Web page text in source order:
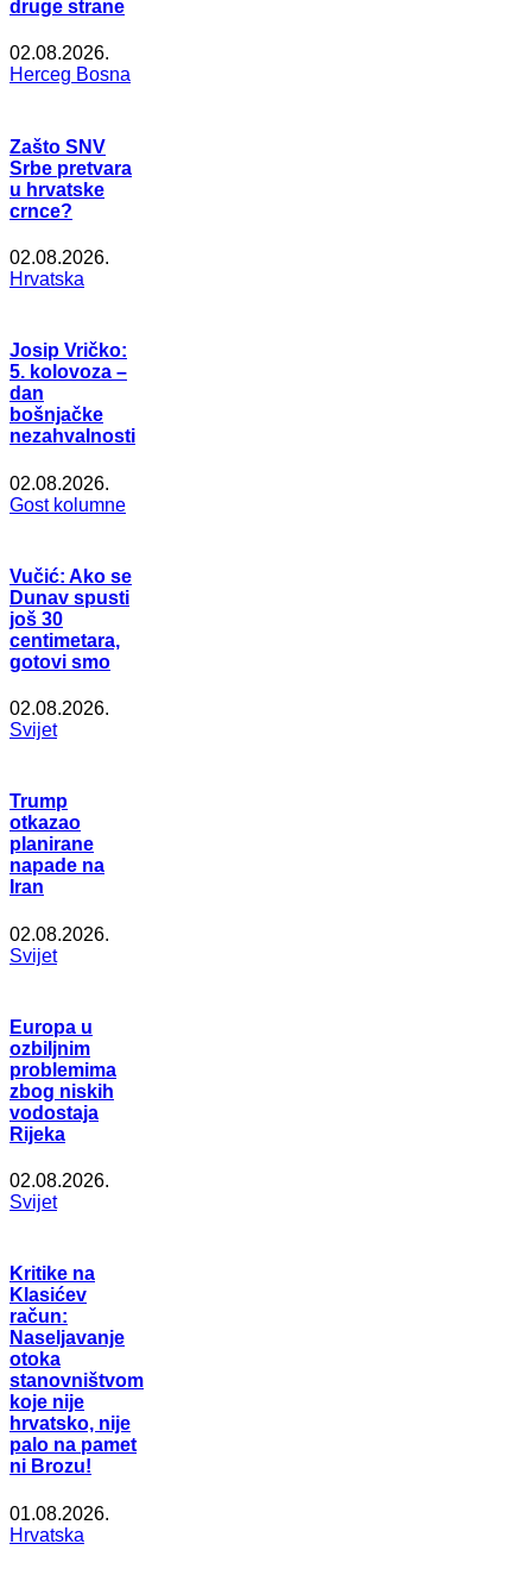
druge strane
02.08.2026.
Herceg Bosna
Zašto SNV
Srbe pretvara
u hrvatske
crnce?
02.08.2026.
Hrvatska
Josip Vričko:
5. kolovoza –
dan
bošnjačke
nezahvalnosti
02.08.2026.
Gost kolumne
Vučić: Ako se
Dunav spusti
još 30
centimetara,
gotovi smo
02.08.2026.
Svijet
Trump
otkazao
planirane
napade na
Iran
02.08.2026.
Svijet
Europa u
ozbiljnim
problemima
zbog niskih
vodostaja
Rijeka
02.08.2026.
Svijet
Kritike na
Klasićev
račun:
Naseljavanje
otoka
stanovništvom
koje nije
hrvatsko, nije
palo na pamet
ni Brozu!
01.08.2026.
Hrvatska